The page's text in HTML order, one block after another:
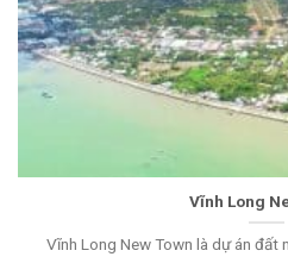
Vĩnh Long
Vĩnh Long New Town là dự án đất